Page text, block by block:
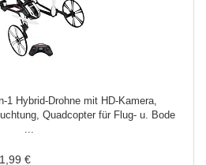
1 Hybrid-Drohne mit HD-Kamera,
Quadcopter für Flug- u. Bode
...
€